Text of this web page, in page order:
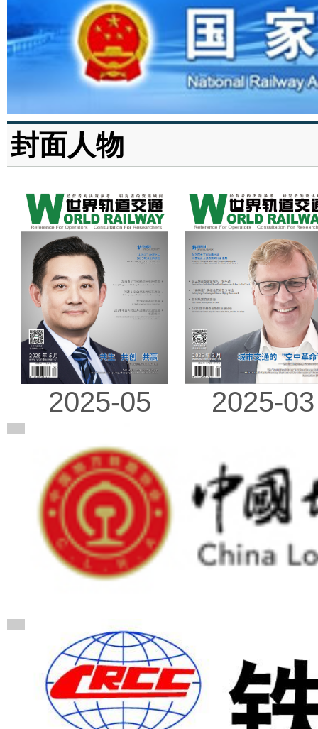
封面人物
2025-05 2025-03